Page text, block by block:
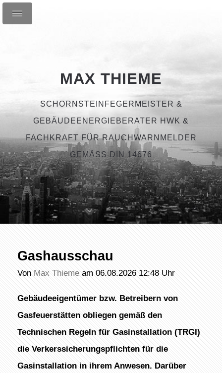
MAX THIEME
SCHORNSTEINFEGERMEISTER &
GEBÄUDEENERGIEBERATER HWK &
FACHKRAFT FÜR RAUCHWARNMELDER
GEMÄSS DIN 14676
Gashausschau
Von Max Thiemeam 06.08.2026 12:48 Uhr
Gebäudeeigentümer bzw. Betreibern von
Gasfeuerstätten obliegen gemäß den
Technischen Regeln für Gasinstallation (TRGI)
die Verkerssicherungspflichten für die
Gasinstallation in ihrem Anwesen. Darüber